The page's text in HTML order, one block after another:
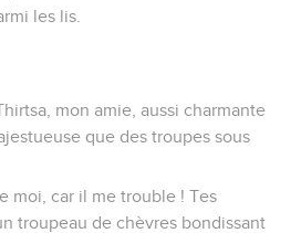
les lis.
mon amie, aussi charmante
que des troupes sous
moi, car il me trouble ! Tes
troupeau de chèvres bondissant